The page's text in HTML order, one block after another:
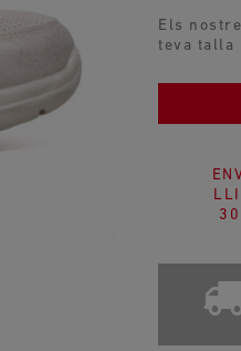
Els
teva talla
30